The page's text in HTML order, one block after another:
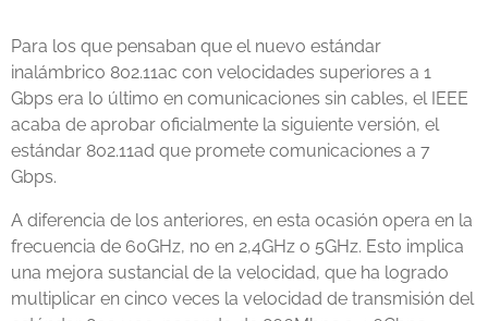
Para los que pensaban que el nuevo estándar
inalámbrico 802.11ac con velocidades superiores a 1
Gbps era lo último en comunicaciones sin cables, el IEEE
acaba de aprobar oficialmente la siguiente versión, el
estándar 802.11ad que promete comunicaciones a 7
Gbps.
A diferencia de los anteriores, en esta ocasión opera en la
frecuencia de 60GHz, no en 2,4GHz o 5GHz. Esto implica
una mejora sustancial de la velocidad, que ha logrado
multiplicar en cinco veces la velocidad de transmisión del